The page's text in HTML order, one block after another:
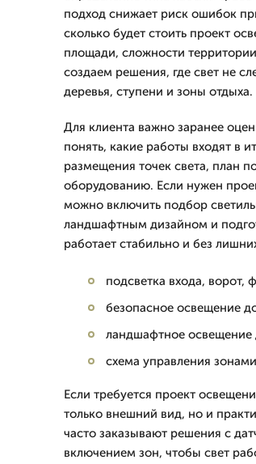
подход снижает риск ошибок
сколько будет стоить проект
площади, сложности
создаем решения, где свет не
деревья, ступени и зоны отдыха.
Для клиента важно заранее
понять, какие работы входят в
размещения точек света, план
оборудованию. Если нужен
можно включить подбор
ландшафтным дизайном и
работает стабильно и без
подсветка входа, ворот,
безопасное освещение
ландшафтное освещение
схема управления
Если требуется проект
только внешний вид, но и
часто заказывают решения с
включением зон, чтобы свет